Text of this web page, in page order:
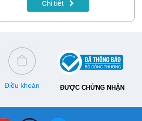
hãy lưu ngay lịch khuyến mại
nhiều ưu đãi nhất.
Chi tiết
Điều khoản ĐƯỢC CHỨNG NHẬN